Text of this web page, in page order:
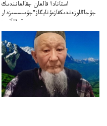
استانادا قالعان جقالعانندىك
جۇجاڭاوزەندىكقازمۇنايگاز"جۇمىسسىزدار
توقتاتىپ